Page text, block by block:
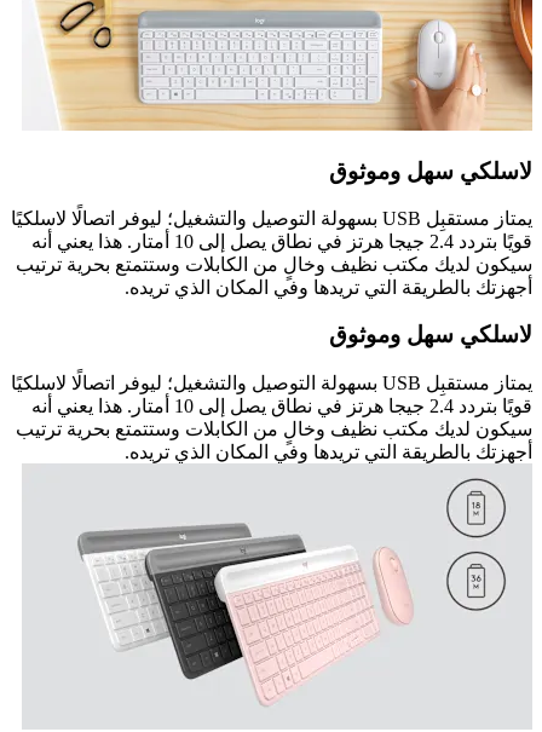
لاسلكي سهل وموثوق
يمتاز مستقبِل USB بسهولة التوصيل والتشغيل؛ ليوفر اتصالًا لاسلكيًا
قويًا بتردد 2.4 جيجا هرتز في نطاق يصل إلى 10 أمتار. هذا يعني أنه
سيكون لديك مكتب نظيف وخالٍ من الكابلات وستتمتع بحرية ترتيب
أجهزتك بالطريقة التي تريدها وفي المكان الذي تريده.
لاسلكي سهل وموثوق
يمتاز مستقبِل USB بسهولة التوصيل والتشغيل؛ ليوفر اتصالًا لاسلكيًا
قويًا بتردد 2.4 جيجا هرتز في نطاق يصل إلى 10 أمتار. هذا يعني أنه
سيكون لديك مكتب نظيف وخالٍ من الكابلات وستتمتع بحرية ترتيب
أجهزتك بالطريقة التي تريدها وفي المكان الذي تريده.